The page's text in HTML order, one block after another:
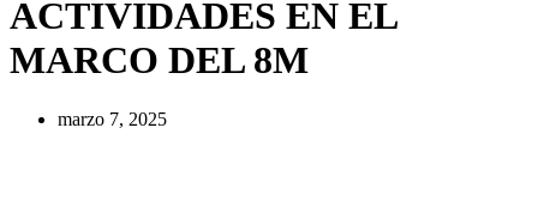
ACTIVIDADES EN EL
MARCO DEL 8M
marzo 7, 2025